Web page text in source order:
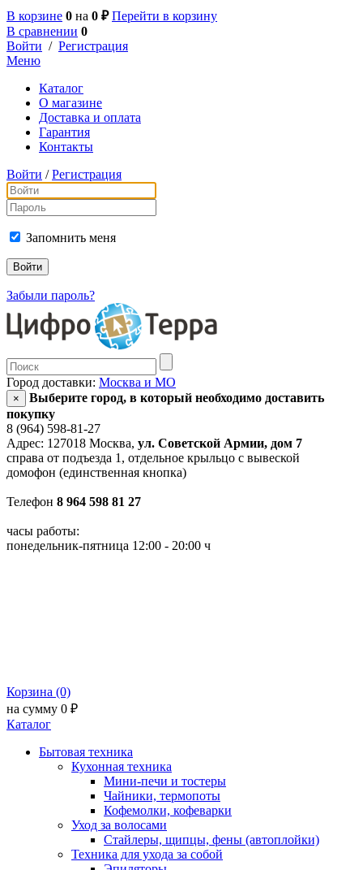
В корзине 0 на 0 ₽ Перейти в корзину
В сравнении 0
Войти / Регистрация
Меню
Каталог
О магазине
Доставка и оплата
Гарантия
Контакты
Войти / Регистрация
Запомнить меня
Забыли пароль?
Город доставки: Москва и МО
×
Выберите город, в который необходимо доставить
покупку
8 (964) 598-81-27
Адрес: 127018 Москва, ул. Советской Армии, дом 7
справа от подъезда 1, отдельное крыльцо с вывеской
домофон (единственная кнопка)
Телефон 8 964 598 81 27
часы работы:
понедельник-пятница 12:00 - 20:00 ч
Корзина (0)
на сумму 0 ₽
Каталог
Бытовая техника
Кухонная техника
Мини-печи и тостеры
Чайники, термопоты
Кофемолки, кофеварки
Уход за волосами
Стайлеры, щипцы, фены (автоплойки)
Техника для ухода за собой